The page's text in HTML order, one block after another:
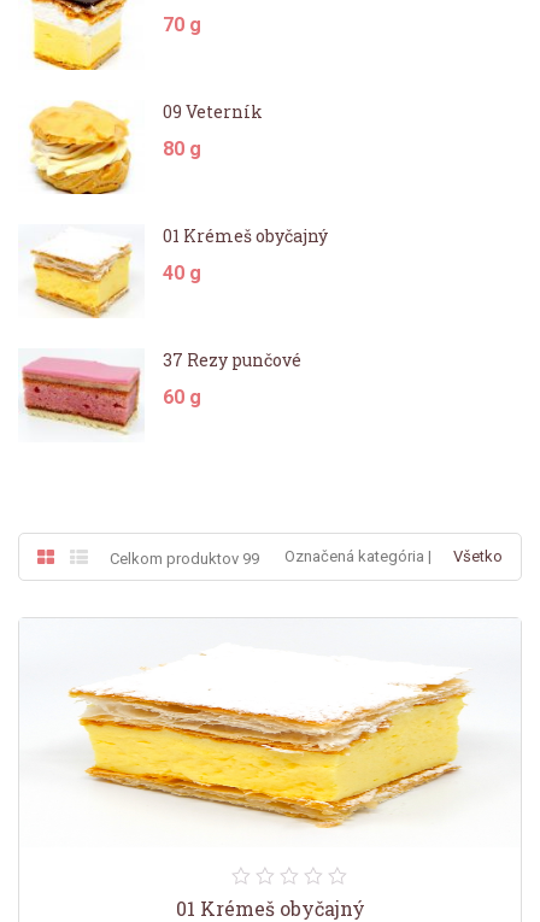
70 g
09 Veterník
80 g
01 Krémeš obyčajný
40 g
37 Rezy punčové
60 g
Celkom produktov 99 Označená kategória | Všetko
01 Krémeš obyčajný